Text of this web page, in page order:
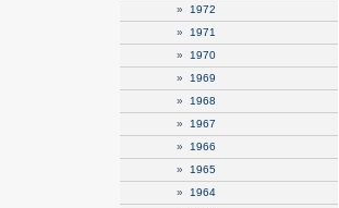
» 1972
» 1971
» 1970
» 1969
» 1968
» 1967
» 1966
» 1965
» 1964